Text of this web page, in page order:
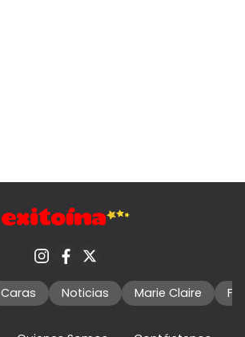
Caras Noticias Marie Claire